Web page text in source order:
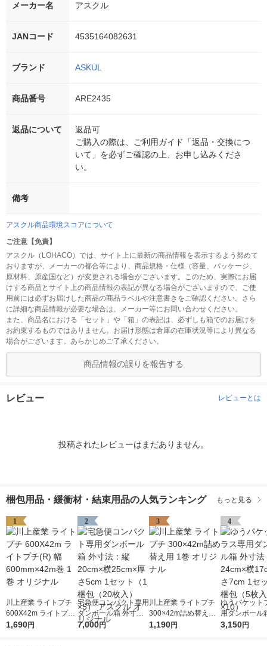
メーカー名 アスクル
JANコード 4535164082631
ブランド ASKUL
商品番号 ARE2435
返品について
返品可
ご購入の際は、ご利用ガイド「返品・交換につ
いて」を必ずご確認の上、お申し込みくださ
い。
備考
アスクル商品環境スコアについて
ご注意【免責】
アスクル（LOHACO）では、サイト上に最新の商品情報を表示するよう努めて
おりますが、メーカーの都合等により、商品規格・仕様（容量、パッケージ、
原材料、原産国など）が変更される場合がございます。このため、実際にお届
けする商品とサイト上の商品情報の表記が異なる場合がございますので、ご使
用前には必ずお届けした商品の商品ラベルや注意書きをご確認ください。さら
に詳細な商品情報が必要な場合は、メーカー等にお問い合わせください。
また、商品名における「セット」や「箱」の表記は、必ずしも箱でのお届けを
お約束するものではありません。お届け形態は倉庫の在庫状況等により異なる
場合がございます。あらかじめご了承ください。
商品情報の誤りを報告する
レビュー レビューとは
投稿されたレビューはまだありません。
梱包用品・緩衝材・結束用品の人気ランキング もっと見る
1
川上産業 ライトプチ
600X42m ライトプチ
(R) 幅600mm×42m巻
1,690円
2
宅急便コンパクト専用
ダンボール箱 外寸
法：縦20cm×横25cm
7,000円
3
川上産業 ライトプチ
300×42m詰め替え用
1巻 オリジナル
1,190円
4
ゆうパケット
用ダンボール
法：縦24cm×
3,150円